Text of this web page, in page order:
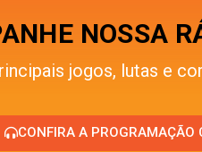
NOSSA
jogos, lutas e
CONFIRA A PROGRAMAÇÃO